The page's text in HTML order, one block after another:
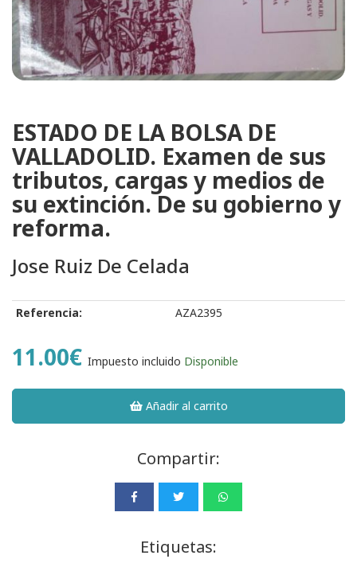
ESTADO DE LA BOLSA DE
VALLADOLID. Examen de sus
tributos, cargas y medios de
su extinción. De su gobierno y
reforma.
Jose Ruiz De Celada
Referencia: AZA2395
11.00€ Impuesto incluido Disponible
Añadir al carrito
Compartir:
Etiquetas: